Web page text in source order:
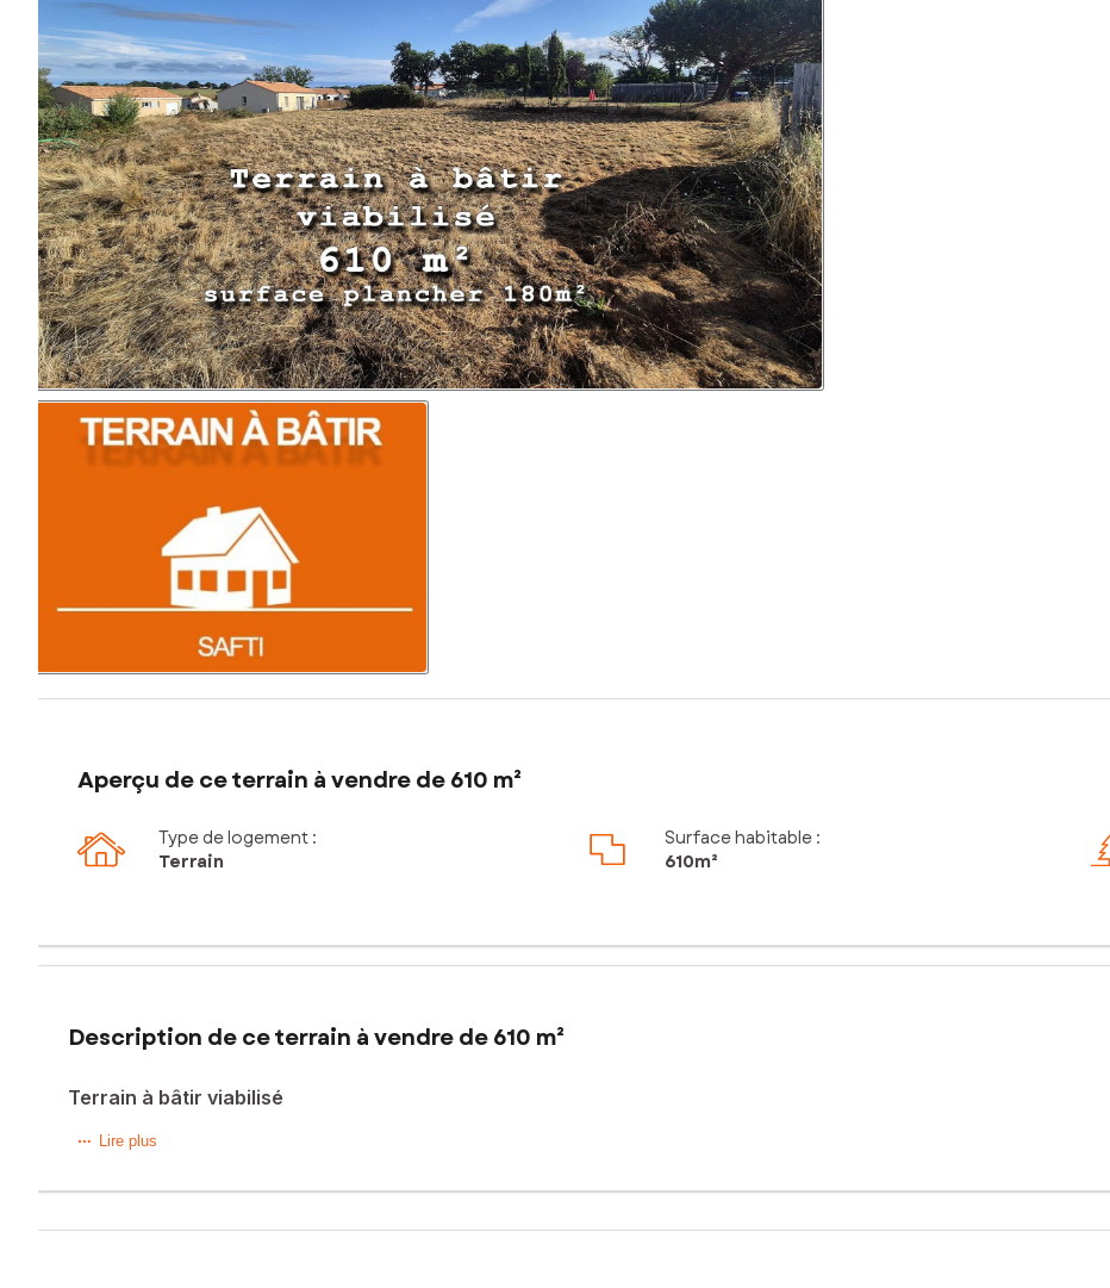
Aperçu de ce terrain à vendre de 610 m²
Type de logement :
Terrain
Surface habitable :
610m²
Description de ce terrain à vendre de 610 m²
Terrain à bâtir viabilisé
Situé dans la charmante commune de Thorigny (85480), ce terrain à bâtir viabilisé de 610 m² présente une belle opportunité
véritable cocon familial dans un cadre verdoyant et accueillant.
Contactez moi au 06 12 49 49 94
Lire plus